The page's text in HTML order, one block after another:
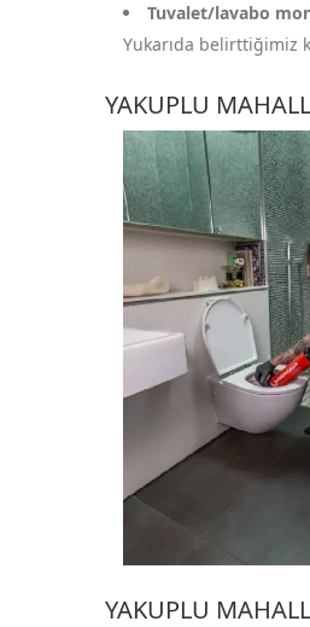
Tuvalet/lavabo
Yukarıda belirttiğimiz
YAKUPLU
YAKUPLU